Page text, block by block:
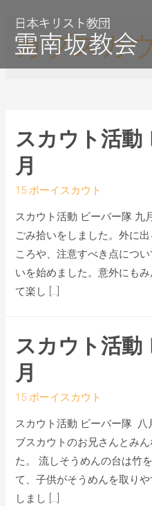
カブスカ
スカウト活動
月
15 ボーイスカウト
スカウト活動 ビーバー隊 九
ごみ拾いをしました。外に
ころや、注意すべき点につ
いを始めました。意外にも
て楽し […]
スカウト活動
月
15 ボーイスカウト
スカウト活動 ビーバー隊 八
ブスカウトのお兄さんとみ
た。 流しそうめんの台は竹
て、子供がそうめんを取り
しまし […]